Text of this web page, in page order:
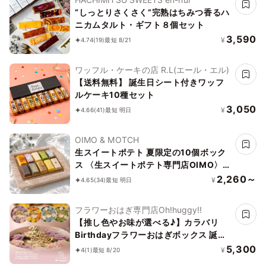
“しっとりさくさく”完熟はちみつ香るハ
ニカムタルト・ギフト８個セット
4.74(19)最短 8/21 ¥ 3,590
ワッフル・ケーキの店 R.L(エール・エル)
【送料無料】 誕生日シート付きワッフ
ルケーキ10種セット
4.66(41)最短 明日 ¥ 3,050
OIMO & MOTCH
生スイートポテト 夏限定の10個ボック
ス 〈生スイートポテト専門店OIMO〉お
中元2026
4.65(34)最短 明日 ¥ 2,260～
フラワーおはぎ専門店Oh!huggy!!
【推し色やお味が選べる♪】カラバリ
Birthdayフラワーおはぎボックス 誕生
日プレゼント
4(1)最短 8/20 ¥ 5,300